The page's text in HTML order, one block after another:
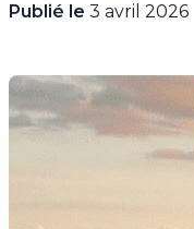
Publié le 3 avril 2026